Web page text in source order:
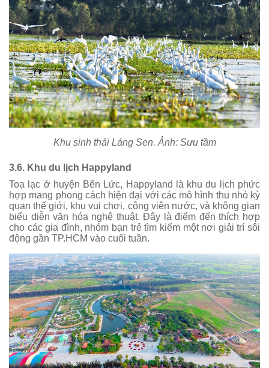
Khu sinh thái Láng Sen. Ảnh: Sưu tầm
3.6. Khu du lịch Happyland
Toạ lạc ở huyện Bến Lức, Happyland là khu du lịch phức
hợp mang phong cách hiện đại với các mô hình thu nhỏ kỳ
quan thế giới, khu vui chơi, công viên nước, và không gian
biểu diễn văn hóa nghệ thuật. Đây là điểm đến thích hợp
cho các gia đình, nhóm bạn trẻ tìm kiếm một nơi giải trí sôi
động gần TP.HCM vào cuối tuần.